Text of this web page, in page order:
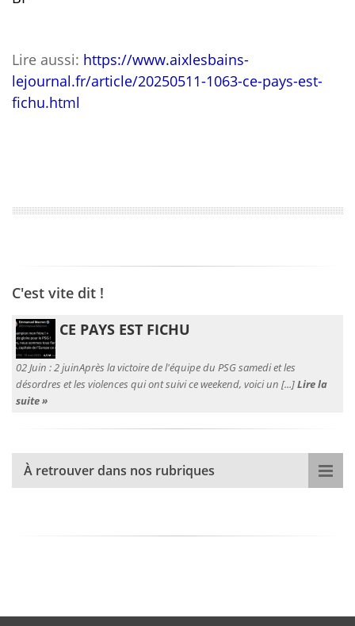
Lire aussi: https://www.aixlesbains-
lejournal.fr/article/20250511-1063-ce-pays-est-
fichu.html
C'est vite dit !
CE PAYS EST FICHU
02 Juin :2 juinAprès la victoire de l'équipe du PSG samedi et les
désordres et les violences qui ont suivi ce weekend, voici un [...]Lire la
suite »
À retrouver dans nos rubriques